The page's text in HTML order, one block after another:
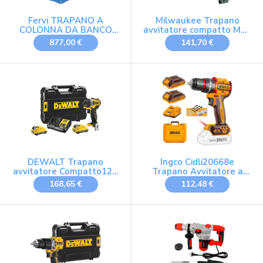
Fervi TRAPANO A
COLONNA DA BANCO
750 W Art. 0242 FERVI
877,00 €
Milwaukee Trapano
avvitatore compatto M18
- M18BDD-0, rosso e
nero
141,70 €
DEWALT Trapano
avvitatore Compatto12V
Attacco 1/4. 0-1100
giri/min, 15 punti
168,65 €
Ingco Cidli20668e
Trapano Avvitatore a
Percussione a Batteria
20 V Brushless 66 nm
112,48 €